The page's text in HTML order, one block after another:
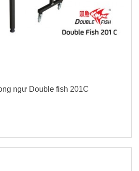
ngư Double fish 201C